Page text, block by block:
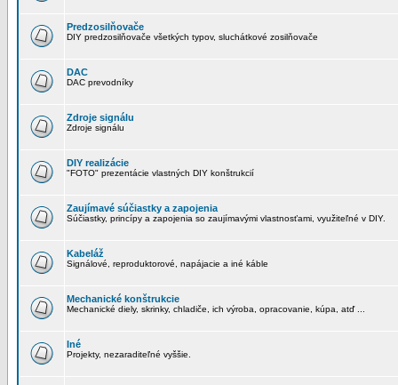
Predzosilňovače
DIY predzosilňovače všetkých typov, sluchátkové zosilňovače
DAC
DAC prevodníky
Zdroje signálu
Zdroje signálu
DIY realizácie
"FOTO" prezentácie vlastných DIY konštrukcií
Zaujímavé súčiastky a zapojenia
Súčiastky, princípy a zapojenia so zaujímavými vlastnosťami, využiteľné v DIY.
Kabeláž
Signálové, reproduktorové, napájacie a iné káble
Mechanické konštrukcie
Mechanické diely, skrinky, chladiče, ich výroba, opracovanie, kúpa, atď ...
Iné
Projekty, nezaraditeľné vyššie.